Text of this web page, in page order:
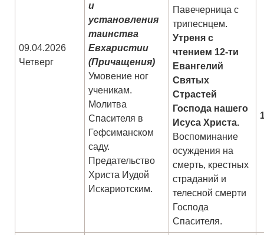
09.04.2026
Четверг
и
установления
таинства
Евхаристии
(Причащения)
Умовение ног
ученикам.
Молитва
Спасителя в
Гефсиманском
саду.
Предательство
Христа Иудой
Искариотским.
Павечерница с
трипеснцем.
Утреня с
чтением 12-ти
Евангелий
Святых
Страстей
Господа нашего
Исуса Христа.
Воспоминание
осуждения на
смерть, крестных
страданий и
телесной смерти
Господа
Спасителя.